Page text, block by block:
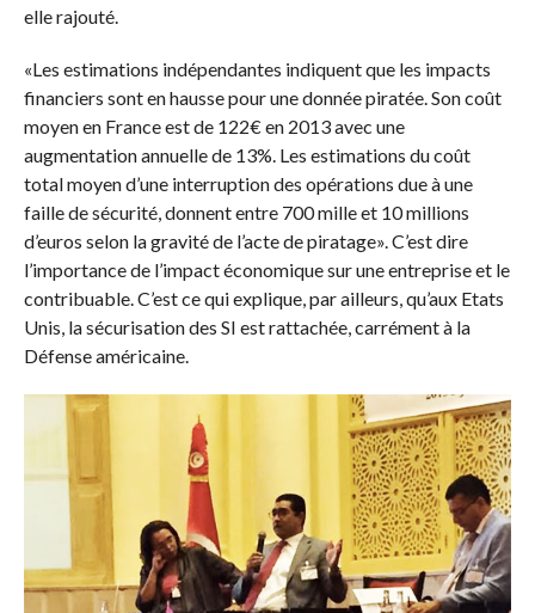
elle rajouté.
«Les estimations indépendantes indiquent que les impacts
financiers sont en hausse pour une donnée piratée. Son coût
moyen en France est de 122€ en 2013 avec une
augmentation annuelle de 13%. Les estimations du coût
total moyen d’une interruption des opérations due à une
faille de sécurité, donnent entre 700 mille et 10 millions
d’euros selon la gravité de l’acte de piratage». C’est dire
l’importance de l’impact économique sur une entreprise et le
contribuable. C’est ce qui explique, par ailleurs, qu’aux Etats
Unis, la sécurisation des SI est rattachée, carrément à la
Défense américaine.